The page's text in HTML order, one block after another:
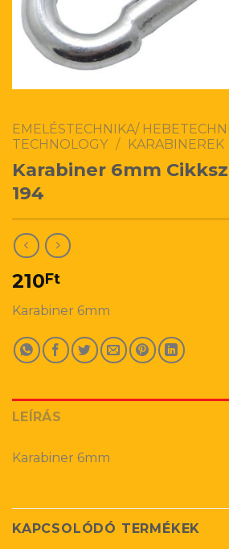
EMELÉSTECHNIKA/
TECHNOLOGY / KARABINEREK
Karabiner 6mm
194
210Ft
Karabiner 6mm
LEÍRÁS
Karabiner 6mm
KAPCSOLÓDÓ TERMÉKEK